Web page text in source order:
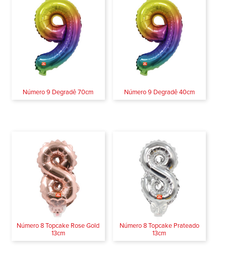
Número 9 Degradê 70cm Número 9 Degradê 40cm
Número 8 Topcake Rose Gold
13cm
Número 8 Topcake Prateado
13cm